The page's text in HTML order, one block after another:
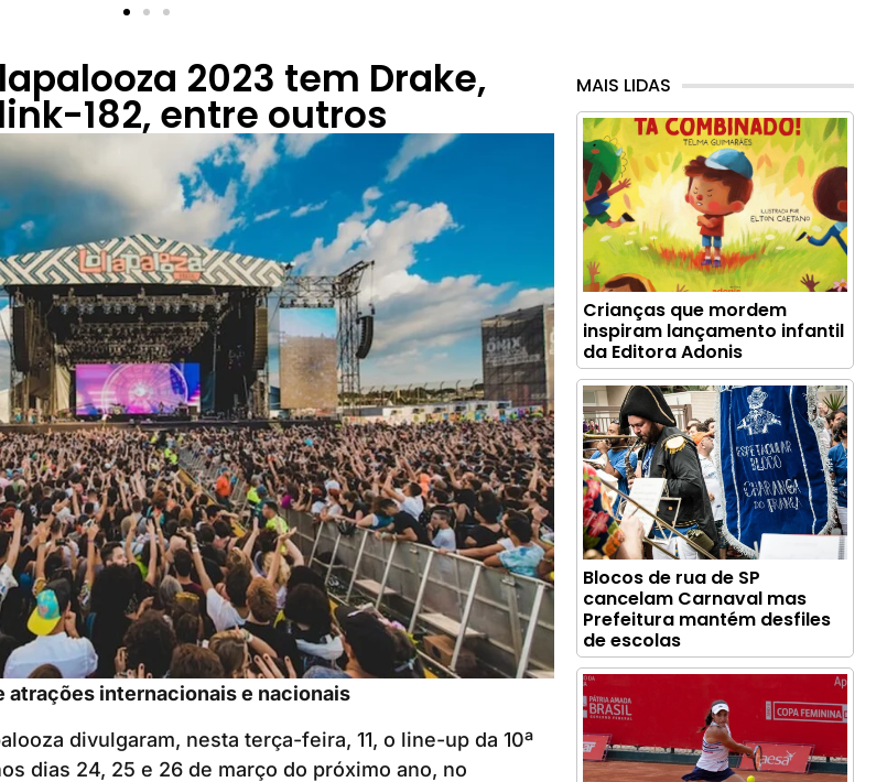
2023 tem Drake,
182, entre outros
atrações internacionais e nacionais
divulgaram, nesta terça-feira, 11, o line-up da 10ª
dias 24, 25 e 26 de março do próximo ano, no
MAIS LIDAS
Crianças que mordem
inspiram lançamento infantil
da Editora Adonis
Blocos de rua de SP
cancelam Carnaval mas
Prefeitura mantém desfiles
de escolas